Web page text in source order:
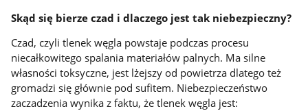
Skąd się bierze czad i dlaczego jest tak niebezpieczny?
Czad, czyli tlenek węgla powstaje podczas procesu
niecałkowitego spalania materiałów palnych. Ma silne
własności toksyczne, jest lżejszy od powietrza dlatego też
gromadzi się głównie pod sufitem. Niebezpieczeństwo
zaczadzenia wynika z faktu, że tlenek węgla jest: